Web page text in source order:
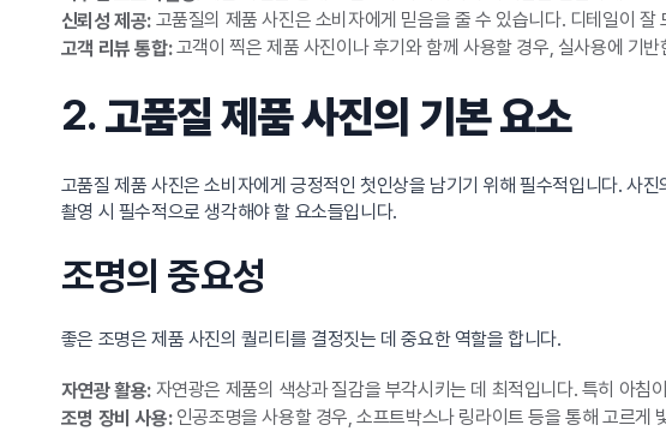
신뢰성 제공:고품질의 제품 사진은 소비자에게 믿음을 줄 수 있습니다. 디테일이
고객 리뷰 통합:고객이 찍은 제품 사진이나 후기와 함께 사용할 경우, 실사용에 기
2.고품질 제품 사진의 기본 요소
고품질 제품 사진은 소비자에게 긍정적인 첫인상을 남기기 위해 필수적입니다. 사
촬영 시 필수적으로 생각해야 할 요소들입니다.
조명의 중요성
좋은 조명은 제품 사진의 퀄리티를 결정짓는 데 중요한 역할을 합니다.
자연광 활용:자연광은 제품의 색상과 질감을 부각시키는 데 최적입니다. 특히 아침
조명 장비 사용:인공조명을 사용할 경우, 소프트박스나 링라이트 등을 통해 고르게